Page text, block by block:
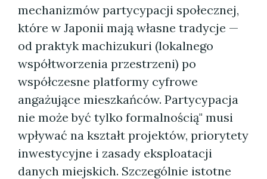
mechanizmów partycypacji społecznej,
które w Japonii mają własne tradycje —
od praktyk machizukuri (lokalnego
współtworzenia przestrzeni) po
współczesne platformy cyfrowe
angażujące mieszkańców. Partycypacja
nie może być tylko formalnością" musi
wpływać na kształt projektów, priorytety
inwestycyjne i zasady eksploatacji
danych miejskich. Szczególnie istotne